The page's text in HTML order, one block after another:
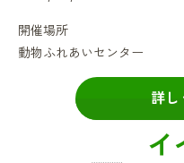
開催場所
動物ふれあいセンター
詳し
イ